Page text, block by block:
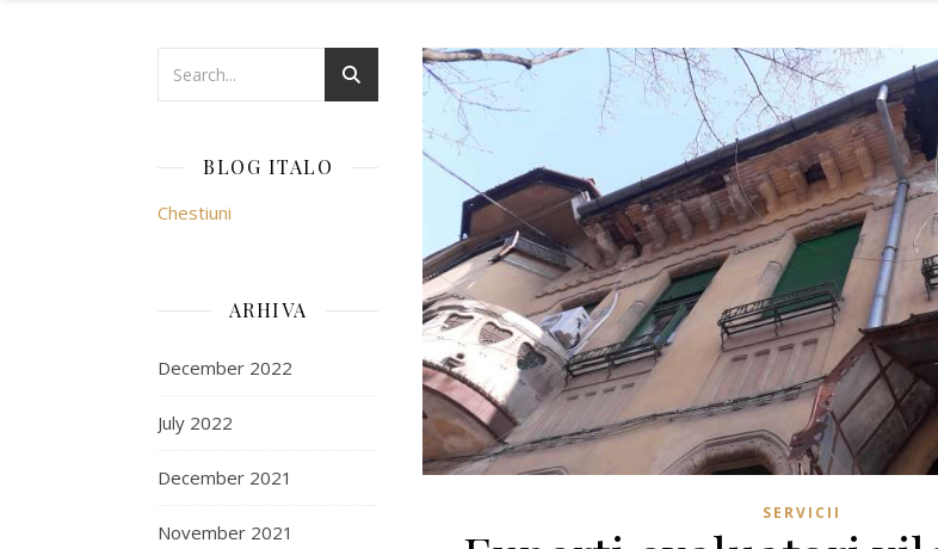
BLOG ITALO
Chestiuni
ARHIVA
December 2022
July 2022
December 2021
November 2021
SERVICII